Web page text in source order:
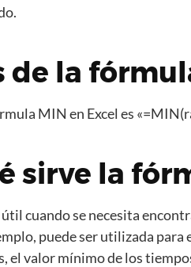
de la
MIN en Excel es
sirve la
cuando se necesita
puede ser utilizada
el valor mínimo de los